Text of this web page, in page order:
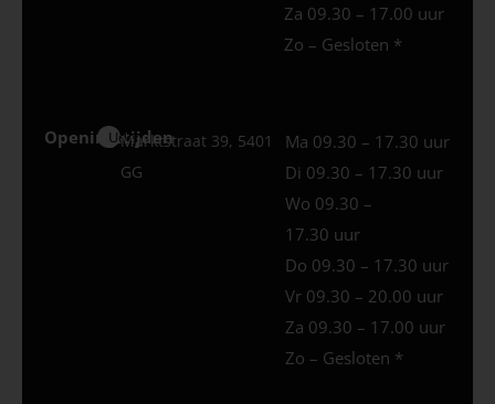
Za 09.30 – 17.00 uur
Zo – Gesloten *
Openingstijden
Uden
Marktstraat 39, 5401
GG
Ma 09.30 – 17.30 uur
Di 09.30 – 17.30 uur
Wo 09.30 –
17.30 uur
Do 09.30 – 17.30 uur
Vr 09.30 – 20.00 uur
Za 09.30 – 17.00 uur
Zo – Gesloten *